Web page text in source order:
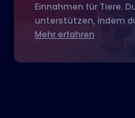
Einnahmen für Tiere.
unterstützen, indem
Mehr erfahren